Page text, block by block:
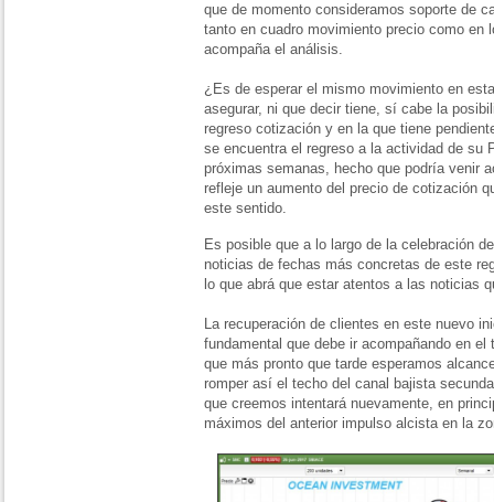
que de momento consideramos soporte de
tanto en cuadro movimiento precio como en
acompaña el análisis.
¿Es de esperar el mismo movimiento en
asegurar, ni que decir tiene, sí cabe la
regreso cotización y en la que tiene
se encuentra el regreso a la actividad de su
próximas semanas, hecho que podría venir
refleje un aumento del precio de cotización
este sentido.
Es posible que a lo largo de la celebración
noticias de fechas más concretas de este
lo que abrá que estar atentos a las noticias
La recuperación de clientes en este nuevo
fundamental que debe ir acompañando en
que más pronto que tarde esperamos
romper así el techo del canal bajista
que creemos intentará nuevamente, en
máximos del anterior impulso alcista en la